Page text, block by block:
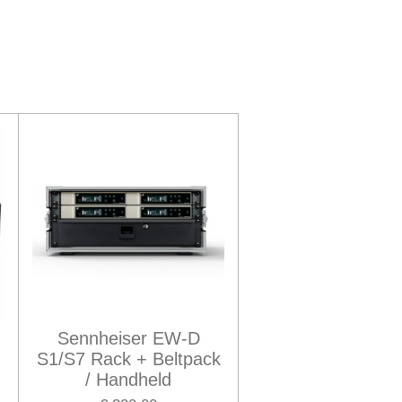
Sennheiser EW-D
S1/S7 Rack + Beltpack
/ Handheld